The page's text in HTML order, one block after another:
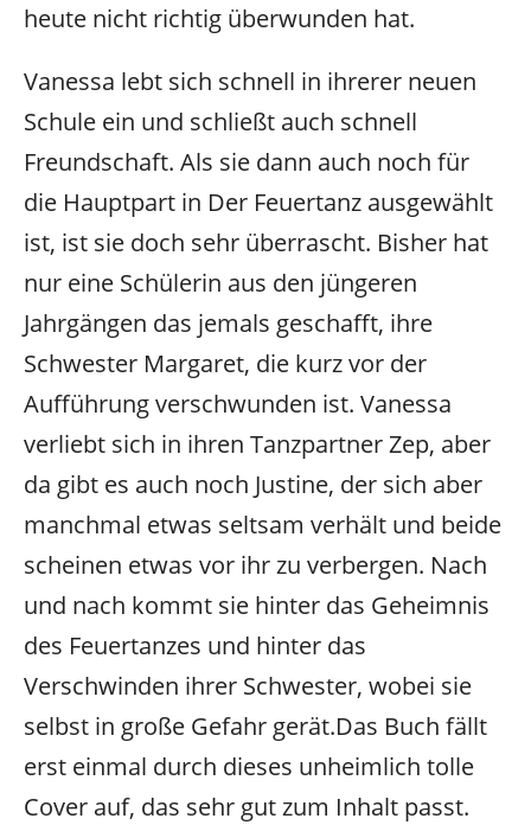
heute nicht richtig überwunden hat.
Vanessa lebt sich schnell in ihrerer neuen
Schule ein und schließt auch schnell
Freundschaft. Als sie dann auch noch für
die Hauptpart in Der Feuertanz ausgewählt
ist, ist sie doch sehr überrascht. Bisher hat
nur eine Schülerin aus den jüngeren
Jahrgängen das jemals geschafft, ihre
Schwester Margaret, die kurz vor der
Aufführung verschwunden ist. Vanessa
verliebt sich in ihren Tanzpartner Zep, aber
da gibt es auch noch Justine, der sich aber
manchmal etwas seltsam verhält und beide
scheinen etwas vor ihr zu verbergen. Nach
und nach kommt sie hinter das Geheimnis
des Feuertanzes und hinter das
Verschwinden ihrer Schwester, wobei sie
selbst in große Gefahr gerät.Das Buch fällt
erst einmal durch dieses unheimlich tolle
Cover auf, das sehr gut zum Inhalt passt.